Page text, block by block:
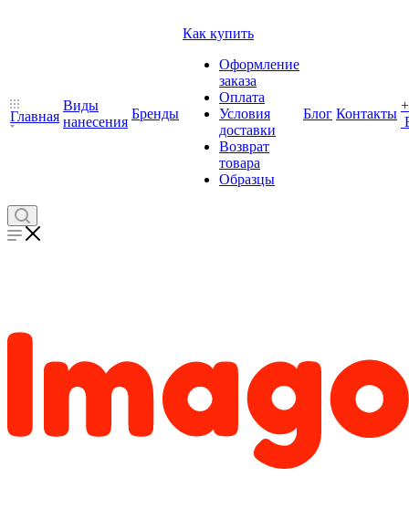
Главная
Виды
нанесения
Бренды
Как купить
Оформление
заказа
Оплата
Условия
доставки
Возврат
товара
Образцы
Блог Контакты
+